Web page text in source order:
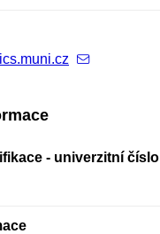
- univerzitní číslo